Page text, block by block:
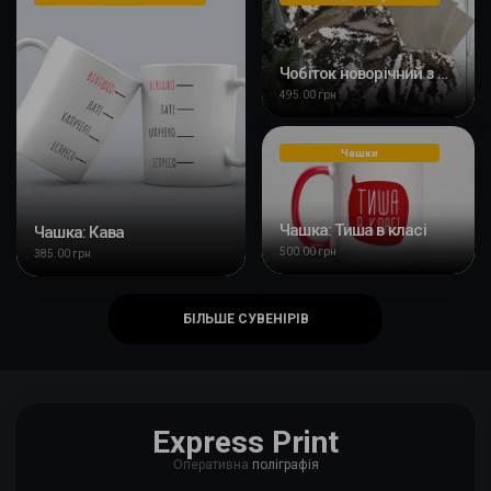
Чашка: Кава
385.00 грн
Чобіток новорічний з паєтками з Вашим фото
495.00 грн
Чашки
Чашка: Тиша в класі
500.00 грн
БІЛЬШЕ СУВЕНІРІВ
Express Print
Оперативна поліграфія